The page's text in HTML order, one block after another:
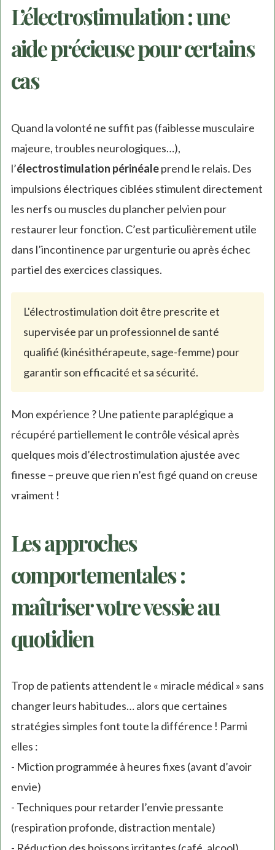
L’électrostimulation : une
aide précieuse pour certains
cas
Quand la volonté ne suffit pas (faiblesse musculaire
majeure, troubles neurologiques…),
l’électrostimulation périnéaleprend le relais. Des
impulsions électriques ciblées stimulent directement
les nerfs ou muscles du plancher pelvien pour
restaurer leur fonction. C’est particulièrement utile
dans l’incontinence par urgenturie ou après échec
partiel des exercices classiques.
L'électrostimulation doit être prescrite et
supervisée par un professionnel de santé
qualifié (kinésithérapeute, sage-femme) pour
garantir son efficacité et sa sécurité.
Mon expérience ? Une patiente paraplégique a
récupéré partiellement le contrôle vésical après
quelques mois d’électrostimulation ajustée avec
finesse – preuve que rien n’est figé quand on creuse
vraiment !
Les approches
comportementales :
maîtriser votre vessie au
quotidien
Trop de patients attendent le « miracle médical » sans
changer leurs habitudes… alors que certaines
stratégies simples font toute la différence ! Parmi
elles :
- Miction programmée à heures fixes (avant d’avoir
envie)
- Techniques pour retarder l’envie pressante
(respiration profonde, distraction mentale)